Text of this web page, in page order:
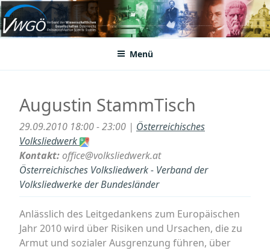
Zum
Inhalt
springenVWGÖ
Federation of Austrian Scientific Societies
Menü
Augustin StammTisch
29.09.2010 18:00 - 23:00 | Österreichisches
Volksliedwerk
Kontakt:office@volksliedwerk.at
Österreichisches Volksliedwerk - Verband der
Volksliedwerke der Bundesländer
Anlässlich des Leitgedankens zum Europäischen
Jahr 2010 wird über Risiken und Ursachen, die zu
Armut und sozialer Ausgrenzung führen, über